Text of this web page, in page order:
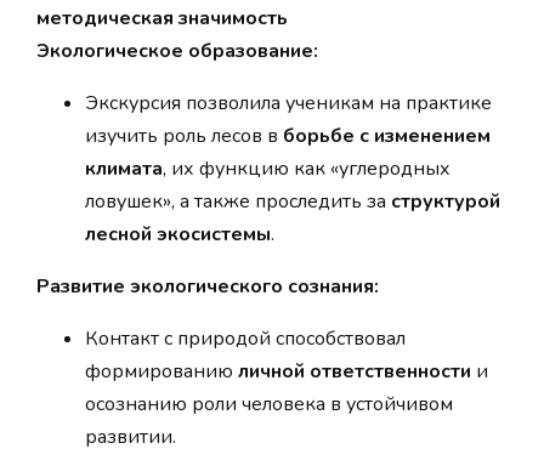
методическая значимость
Экологическое образование:
Экскурсия позволила ученикам на практике
изучить роль лесов в борьбе с изменением
климата, их функцию как «углеродных
ловушек», а также проследить за структурой
лесной экосистемы.
Развитие экологического сознания:
Контакт с природой способствовал
формированию личной ответственности и
осознанию роли человека в устойчивом
развитии.